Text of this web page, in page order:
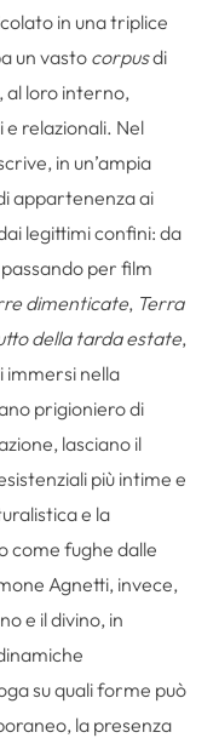
in una triplice
un vasto corpusdi
al loro interno,
relazionali. Nel
in un’ampia
appartenenza ai
legittimi confini: da
passando per film
dimenticate, Terra
della tarda estate,
immersi nella
prigioniero di
lasciano il
più intime e
e la
come fughe dalle
Agnetti, invece,
e il divino, in
su quali forme può
la presenza